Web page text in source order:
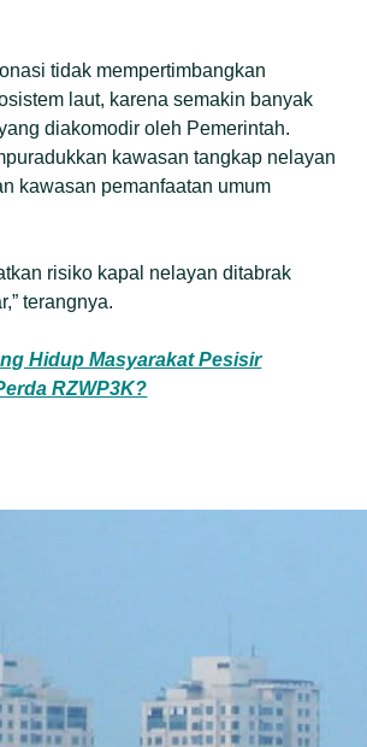
tidak mempertimbangkan
laut, karena semakin banyak
diakomodir oleh Pemerintah.
kawasan tangkap nelayan
kawasan pemanfaatan umum
risiko kapal nelayan ditabrak
terangnya.
Hidup Masyarakat Pesisir
RZWP3K?